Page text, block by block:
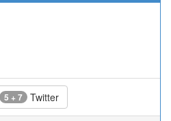
5 + 7 Twitter